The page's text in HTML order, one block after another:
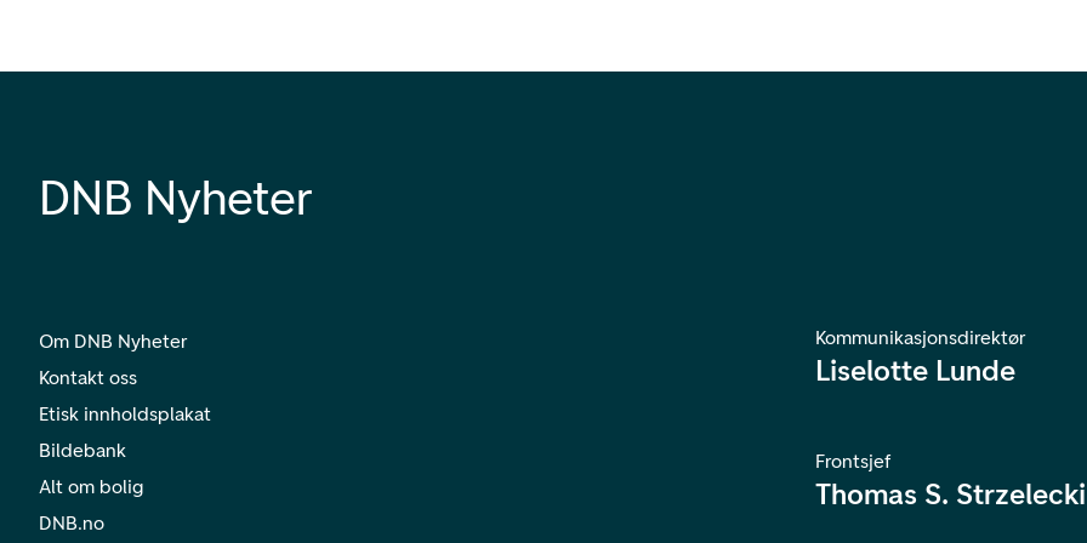
DNB Nyheter
Om DNB Nyheter
Kontakt oss
Etisk innholdsplakat
Bildebank
Alt om bolig
DNB.no
Kommunikasjonsdirektør
Liselotte Lunde
Frontsjef
Thomas S. Strzelecki